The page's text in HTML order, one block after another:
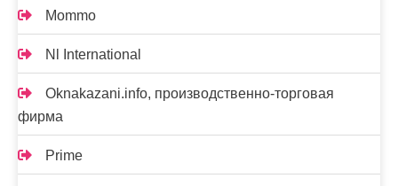
Mommo
Nl International
Oknakazani.info, производственно-торговая
фирма
Prime